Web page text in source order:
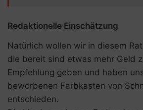
Redaktionelle Einschätzung
Natürlich wollen wir in diesem
die bereit sind etwas mehr Geld
Empfehlung geben und haben
beworbenen Farbkasten von
entschieden.